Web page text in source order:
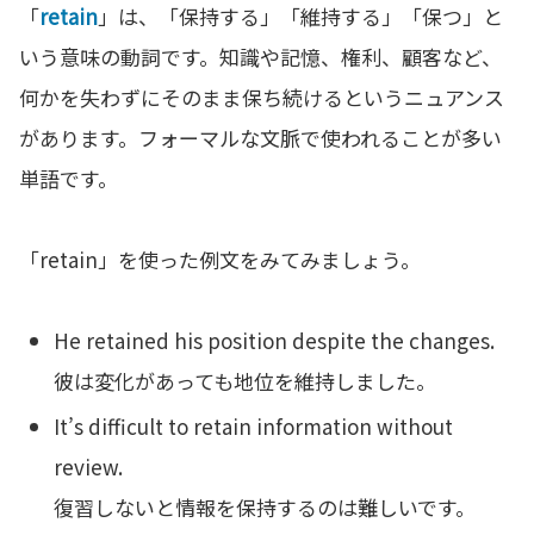
「retain」は、「保持する」「維持する」「保つ」と
いう意味の動詞です。知識や記憶、権利、顧客など、
何かを失わずにそのまま保ち続けるというニュアンス
があります。フォーマルな文脈で使われることが多い
単語です。
「retain」を使った例文をみてみましょう。
He retained his position despite the changes.
彼は変化があっても地位を維持しました。
It’s difficult to retain information without
review.
復習しないと情報を保持するのは難しいです。